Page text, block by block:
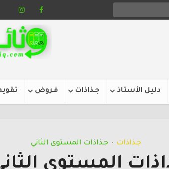
دليل الأستاذ جـذاذات فـروض
جـذاذات • جـذاذات المستوى الثاني
المستوى